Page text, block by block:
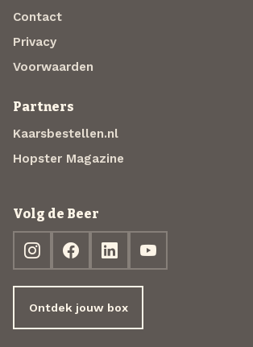
Contact
Privacy
Voorwaarden
Partners
Kaarsbestellen.nl
Hopster Magazine
Volg de Beer
Ontdek jouw box